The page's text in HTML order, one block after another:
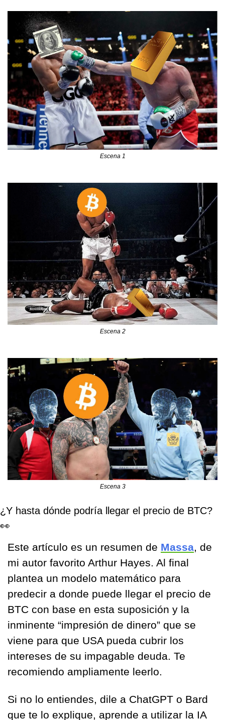
Escena 1
Escena 2
Escena 3
👀
Este artículo es un resumen de Massa, de
mi autor favorito Arthur Hayes. Al final
plantea un modelo matemático para
predecir a donde puede llegar el precio de
BTC con base en esta suposición y la
inminente “impresión de dinero” que se
viene para que USA pueda cubrir los
intereses de su impagable deuda. Te
recomiendo ampliamente leerlo.
Si no lo entiendes, dile a ChatGPT o Bard
que te lo explique, aprende a utilizar la IA